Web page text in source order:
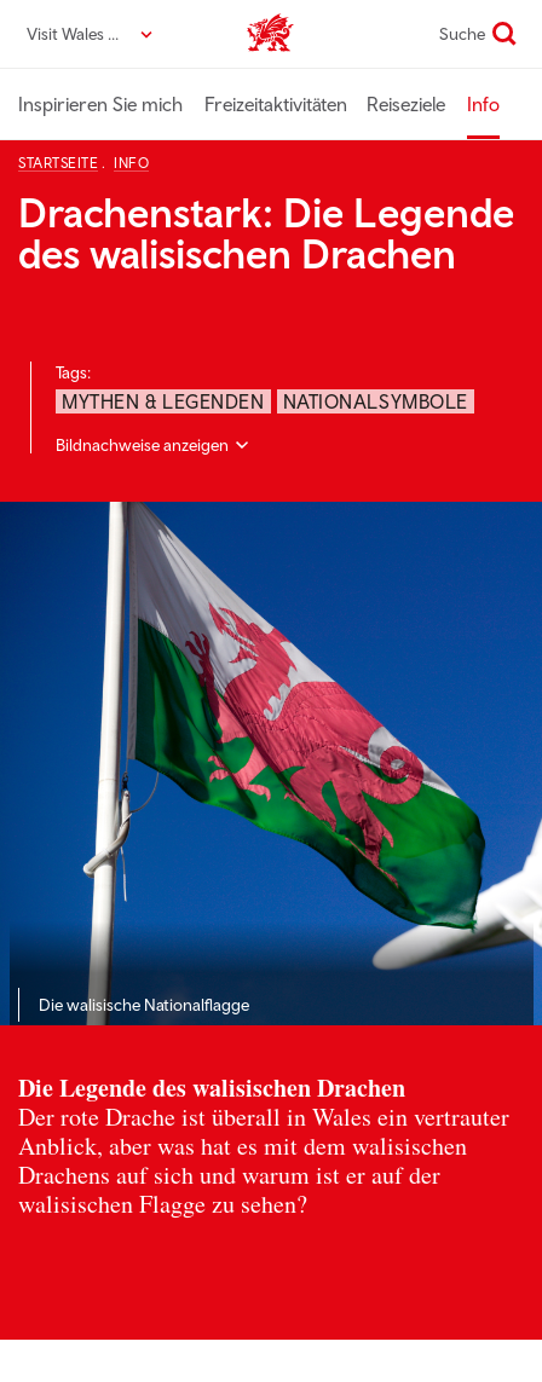
zumVisit Wales DE VisitWales home Suche
Inspirieren Sie mich Freizeitaktivitäten Reiseziele Info
STARTSEITE INFO
Drachenstark: Die Legende
des walisischen Drachen
Tags:
MYTHEN & LEGENDEN NATIONALSYMBOLE
Bildnachweise anzeigen
Die walisische Nationalflagge
Die Legende des walisischen Drachen
Der rote Drache ist überall in Wales ein vertrauter
Anblick, aber was hat es mit dem walisischen
Drachens auf sich und warum ist er auf der
walisischen Flagge zu sehen?